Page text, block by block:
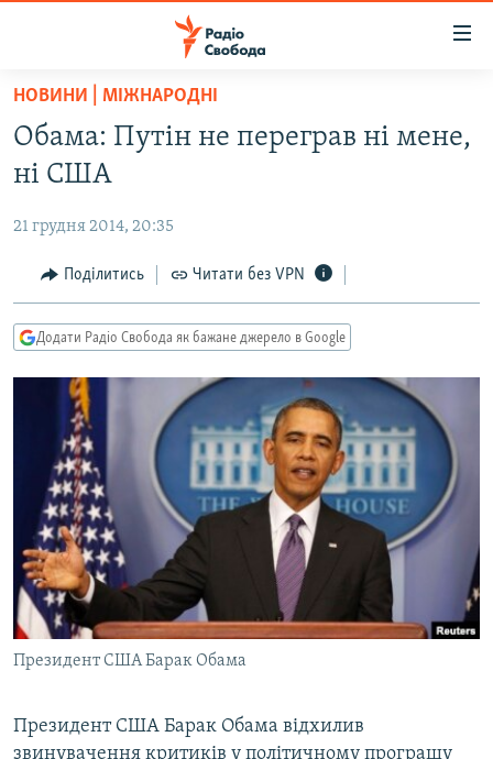
Перейти
основного
матеріалу
до
навігації
Перейти
до
РАДІО СВОБОДА – 70 РОКІВ
ПОЛІТИКА
ЕКОНОМІКА
КУЛЬТУРА
СПОРТ
УКРАЇНА
СВІТ
ВІЙНА
РОСІЙСЬКА «ФІЛЬТРАЦІЯ»
КРИМ.РЕАЛІЇ
ТИ ЯК?
СХЕМИ
ПРИАЗОВ’Я
КИТАЙ.ВИКЛИКИ
МУЛЬТИМЕДІА
ФОТО
СПЕЦПРОЄКТИ
ПОДКАСТИ
КРИМ РЕАЛІЇ
НОВИНИ | МІЖНАРОДНІ
Обама: Путін не переграв ні мене,
ні США
21 грудня 2014, 20:35
Поділитись Читати без VPN
Додати Радіо Свобода як бажане джерело в Google
Президент США Барак Обама
Президент США Барак Обама відхилив
звинувачення критиків у політичному програшу